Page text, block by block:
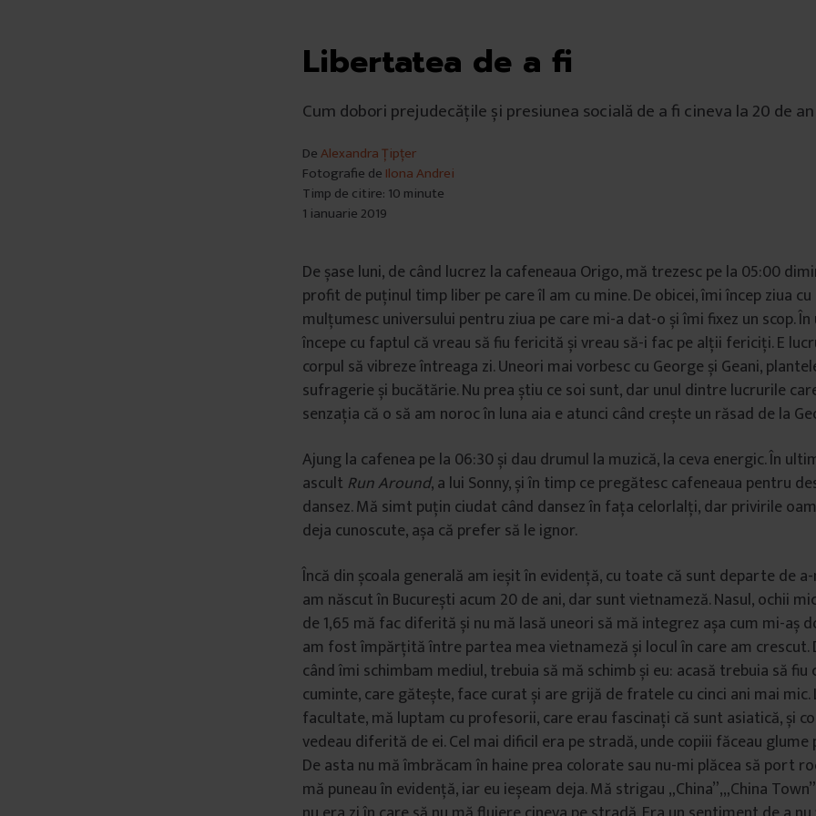
Libertatea de a fi
Cum dobori prejudecățile și presiunea socială de a fi cineva la 20 de
DeAlexandra Țipțer
Fotografie de Ilona Andrei
Timp de citire: 10 minute
1 ianuarie 2019
De șase luni, de când lucrez la cafeneaua Origo, mă trezesc pe la 05:00
profit de puținul timp liber pe care îl am cu mine. De obicei, îmi încep ziua cu
mulțumesc universului pentru ziua pe care mi-a dat-o și îmi fixez un scop.
începe cu faptul că vreau să fiu fericită și vreau să-i fac pe alții fericiți. E
corpul să vibreze întreaga zi. Uneori mai vorbesc cu George și Geani,
sufragerie și bucătărie. Nu prea știu ce soi sunt, dar unul dintre lucrurile
senzația că o să am noroc în luna aia e atunci când crește un răsad de la
Ajung la cafenea pe la 06:30 și dau drumul la muzică, la ceva energic. În
ascult Run Around, a lui Sonny, și în timp ce pregătesc cafeneaua pentru
dansez. Mă simt puțin ciudat când dansez în fața celorlalți, dar privirile
deja cunoscute, așa că prefer să le ignor.
Încă din școala generală am ieșit în evidență, cu toate că sunt departe de
am născut în București acum 20 de ani, dar sunt vietnameză. Nasul, ochii
de 1,65 mă fac diferită și nu mă lasă uneori să mă integrez așa cum mi-aș
am fost împărțită între partea mea vietnameză și locul în care am crescut.
când îmi schimbam mediul, trebuia să mă schimb și eu: acasă trebuia să fiu
cuminte, care gătește, face curat și are grijă de fratele cu cinci ani mai mic.
facultate, mă luptam cu profesorii, care erau fascinați că sunt asiatică, și
vedeau diferită de ei. Cel mai dificil era pe stradă, unde copiii făceau glume
De asta nu mă îmbrăcam în haine prea colorate sau nu-mi plăcea să port
mă puneau în evidență, iar eu ieșeam deja. Mă strigau „China”,„China